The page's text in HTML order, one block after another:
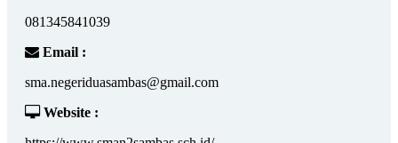
081345841039
Email :
sma.negeriduasambas@gmail.com
Website :